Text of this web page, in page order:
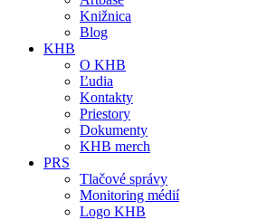
Knižnica
Blog
KHB
O KHB
Ľudia
Kontakty
Priestory
Dokumenty
KHB merch
PRS
Tlačové správy
Monitoring médií
Logo KHB